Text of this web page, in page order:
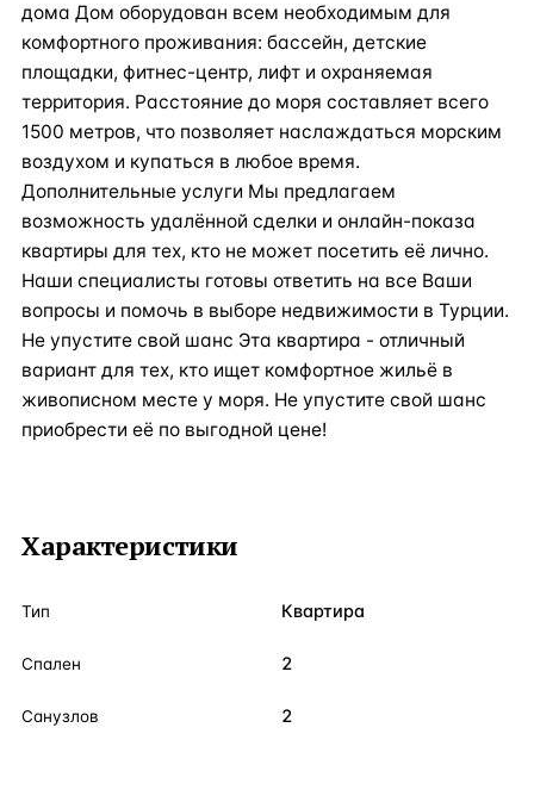
дома Дом оборудован всем необходимым для
комфортного проживания: бассейн, детские
площадки, фитнес-центр, лифт и охраняемая
территория. Расстояние до моря составляет всего
1500 метров, что позволяет наслаждаться морским
воздухом и купаться в любое время.
Дополнительные услуги Мы предлагаем
возможность удалённой сделки и онлайн-показа
квартиры для тех, кто не может посетить её лично.
Наши специалисты готовы ответить на все Ваши
вопросы и помочь в выборе недвижимости в Турции.
Не упустите свой шанс Эта квартира - отличный
вариант для тех, кто ищет комфортное жильё в
живописном месте у моря. Не упустите свой шанс
приобрести её по выгодной цене!
Характеристики
Тип Квартира
Спален 2
Санузлов 2